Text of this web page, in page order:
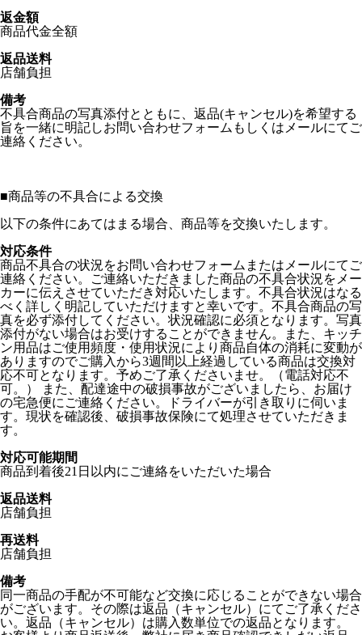
返金額
商品代金全額
返品送料
店舗負担
備考
不具合商品の写真添付とともに、返品(キャンセル)を希望する
旨を一緒に明記しお問い合わせフォームもしくはメールにてご
連絡ください。
■商品等の不具合による交換
以下の条件にあてはまる場合、商品等を交換いたします。
対応条件
商品不具合の状況をお問い合わせフォームまたはメールにてご
連絡ください。ご連絡いただきました商品の不具合状況をメー
カーに伝えさせていただき対応いたします。不具合状況はなる
べく詳しく明記していただけますと幸いです。不具合商品の写
真を必ず添付してください。状況確認に必須となります。写真
添付がない場合はお受けすることができません。また、キッチ
ン用品はご使用頻度・使用状況により商品自体の消耗に変動が
ありますのでご購入から3週間以上経過している商品は交換対
応不可となります。予めご了承くださいませ。（電話対応不
可。） また、配達途中の破損事故がございましたら、お届け
の宅急便にご連絡ください。ドライバーが引き取りに伺いま
す。現状を確認後、破損事故保険にて処理させていただきま
す。
対応可能期間
商品到着後21日以内にご連絡をいただいた場合
返品送料
店舗負担
再送料
店舗負担
備考
同一商品の手配が不可能など交換に応じることができない場合
がございます。その際は返品（キャンセル）にてご了承くださ
い。返品（キャンセル）は購入数単位での返品となります。